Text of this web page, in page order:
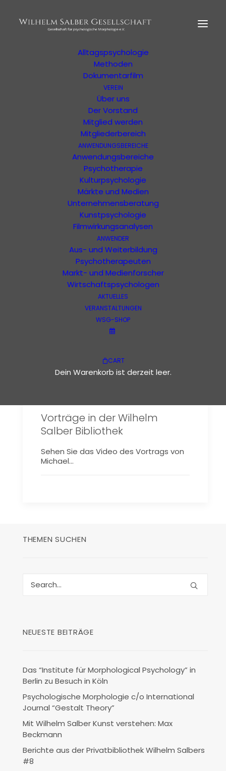
MORPHOLOGIE
Der Begründer
Alltagspsychologie
Methoden
Dokumentarfilm
VEREIN
Über uns
Der Vorstand
Mitglied werden
Mitgliederbereich
ANWENDUNGSBEREICHE
Anwendungsbereiche
Psychotherapie
Kulturpsychologie
Märkte und Medien
Unternehmensberatung
Kunstpsychologie
Filmwirkungsanalysen
ANWENDER
Aus- und Weiterbildung
Psychotherapeuten
Markt- und Medienforscher
Wirtschaftspsychologen
AKTUELLES
VERANSTALTUNGEN
WSG-SHOP
CART
Dein Warenkorb ist derzeit leer.
Ihre Suchergebnisse
Ergebnisse Ihrer Suche oder Ihres Filters
Kreatitivität
Vorträge in der Wilhelm
Salber Bibliothek
Sehen Sie das Video des Vortrags von
Michael…
THEMEN SUCHEN
NEUESTE BEITRÄGE
Das “Institute für Morphological Psychology” in
Berlin zu Besuch in Köln
Psychologische Morphologie c/o International
Journal “Gestalt Theory”
Mit Wilhelm Salber Kunst verstehen: Max
Beckmann
Berichte aus der Privatbibliothek Wilhelm Salbers
#8